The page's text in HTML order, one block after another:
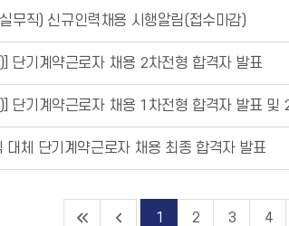
무직) 신규인력채용 시행알림(접수마감)
단기계약근로자 채용 2차전형 합격자 발표
단기계약근로자 채용 1차전형 합격자 발표 및
대체 단기계약근로자 채용 최종 합격자 발표
1 2 3 4